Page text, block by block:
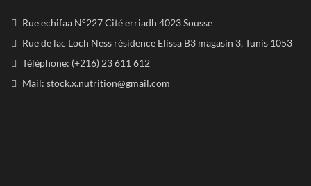
Rue echifaa N°227 Cité erriadh 4023 Sousse
Rue de lac Loch Ness résidence Elissa B3 magasin 3, Tunis 1053
Téléphone: (+216) 23 611 612
Mail: stock.x.nutrition@gmail.com